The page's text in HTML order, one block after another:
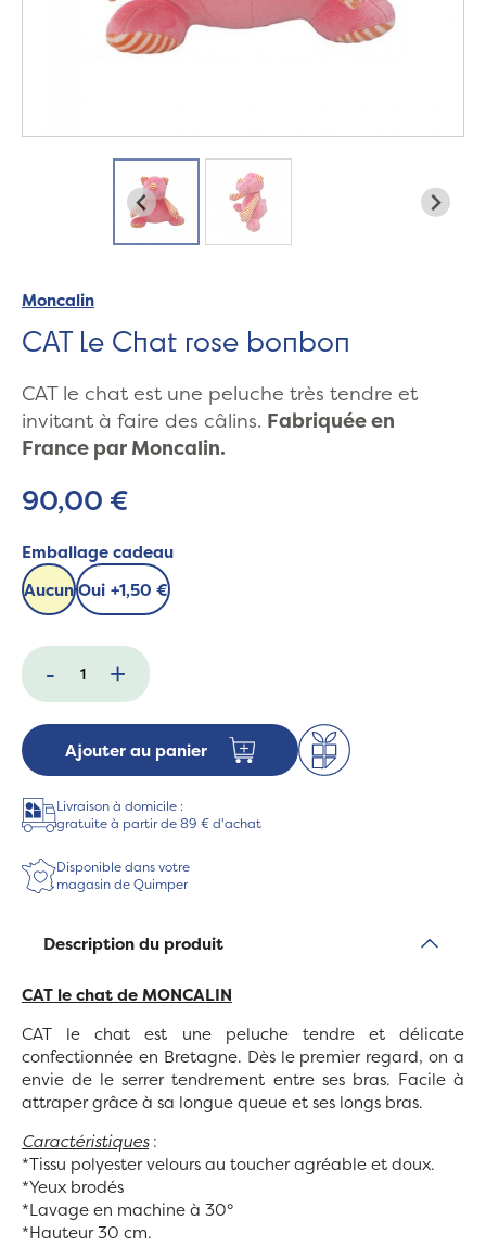
Moncalin
CAT le Chat rose bonbon
CAT le chat est une peluche très tendre et
invitant à faire des câlins. Fabriquée en
France par Moncalin.
90,00 €
Emballage cadeau
AucunOui +1,50 €
- +
Ajouter au panier
Livraison à domicile :
gratuite à partir de 89 € d'achat
Disponible dans votre
magasin de Quimper
Description du produit
CAT le chat de MONCALIN
CAT le chat est une peluche tendre et délicate
confectionnée en Bretagne. Dès le premier regard, on a
envie de le serrer tendrement entre ses bras. Facile à
attraper grâce à sa longue queue et ses longs bras.
Caractéristiques:
*Tissu polyester velours au toucher agréable et doux.
*Yeux brodés
*Lavage en machine à 30°
*Hauteur 30 cm.